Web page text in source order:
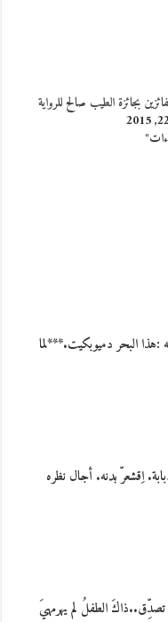
بجائزة الطيب صالح للرواية
:هذا البحر دميوبكيت.***لما
اِقشعرّ بدنه. أجال نظره
الطفلُ لم يهرمهيَ